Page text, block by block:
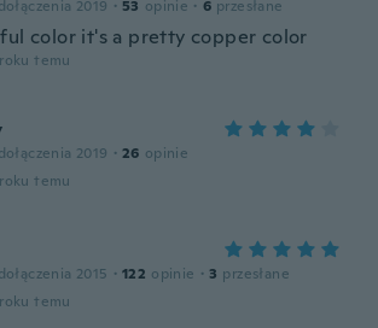
2019 · 53 opinie · 6 przesłane
color it's a pretty copper color
temu
2019 · 26 opinie
temu
2015 · 122 opinie · 3 przesłane
temu